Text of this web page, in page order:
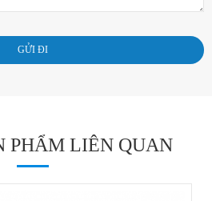
PHẨM LIÊN QUAN